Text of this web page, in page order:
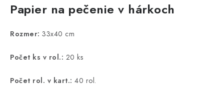
Papier na pečenie v hárkoch
Rozmer: 33x40 cm
Počet ks v rol.: 20 ks
Počet rol. v kart.: 40 rol.